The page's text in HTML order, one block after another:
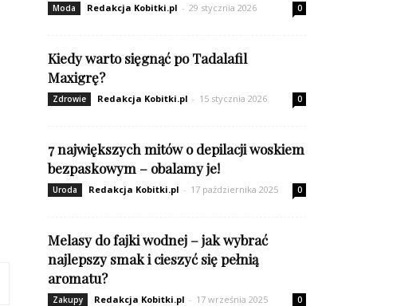
Moda Redakcja Kobitki.pl - 29 stycznia 2026 0
Kiedy warto sięgnąć po Tadalafil
Maxigrę?
Zdrowie Redakcja Kobitki.pl - 15 stycznia 2026 0
7 największych mitów o depilacji woskiem
bezpaskowym – obalamy je!
Uroda Redakcja Kobitki.pl - 17 października 2025 0
Melasy do fajki wodnej – jak wybrać
najlepszy smak i cieszyć się pełnią
aromatu?
Zakupy Redakcja Kobitki.pl - 17 września 2025 0